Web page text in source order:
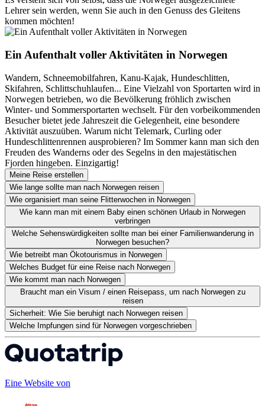
Lehrer sein werden, wenn Sie auch in den Genuss des Gleitens
kommen möchten!
Ein Aufenthalt voller Aktivitäten in Norwegen
Wandern, Schneemobilfahren, Kanu-Kajak, Hundeschlitten,
Skifahren, Schlittschuhlaufen... Eine Vielzahl von Sportarten wird in
Norwegen betrieben, wo die Bevölkerung fröhlich zwischen
Winter- und Sommersportarten wechselt. Für den vorbeikommenden
Besucher bietet jede Jahreszeit die Gelegenheit, eine besondere
Aktivität auszuüben. Warum nicht Telemark, Curling oder
Hundeschlittenrennen ausprobieren? Im Sommer kann man sich den
Freuden des Wanderns oder des Segelns in den majestätischen
Fjorden hingeben. Einzigartig!
Meine Reise erstellen
Wie lange sollte man nach Norwegen reisen
Wie organisiert man seine Flitterwochen in Norwegen
Wie kann man mit einem Baby einen schönen Urlaub in Norwegen
verbringen
Welche Sehenswürdigkeiten sollte man bei einer Familienwanderung in
Norwegen besuchen?
Wie betreibt man Ökotourismus in Norwegen
Welches Budget für eine Reise nach Norwegen
Wie kommt man nach Norwegen
Braucht man ein Visum / einen Reisepass, um nach Norwegen zu
reisen
Sicherheit: Wie Sie beruhigt nach Norwegen reisen
Welche Impfungen sind für Norwegen vorgeschrieben
Eine Website von